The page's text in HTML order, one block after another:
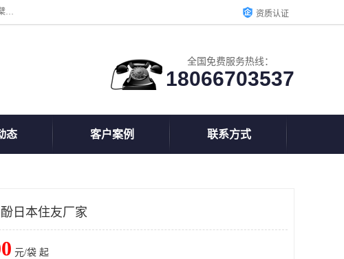
陕西盘龙翊海医药有限公司是一家民营科技型中小企业，公司核心专注医药原料药与药用辅料的批发，主营产品有人工牛黄、冰片、樟脑、盐酸小檗碱、氢氧化铝、枸橼酸喷托维林、甲硝唑、维生素B、维生素C、维生素E、克霉唑、利巴韦林、氯化铵等。 资质认证
全国免费服务热线：
18066703537
态 客户案例 联系方式
日本住友厂家
元/袋 起